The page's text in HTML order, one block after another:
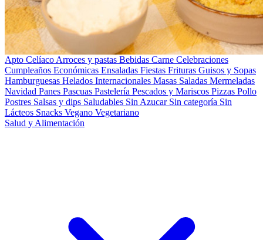
Apto Celíaco Arroces y pastas Bebidas Carne Celebraciones
Cumpleaños Económicas Ensaladas Fiestas Frituras Guisos y Sopas
Hamburguesas Helados Internacionales Masas Saladas Mermeladas
Navidad Panes Pascuas Pastelería Pescados y Mariscos Pizzas Pollo
Postres Salsas y dips Saludables Sin Azucar Sin categoría Sin
Lácteos Snacks Vegano Vegetariano
Salud y Alimentación